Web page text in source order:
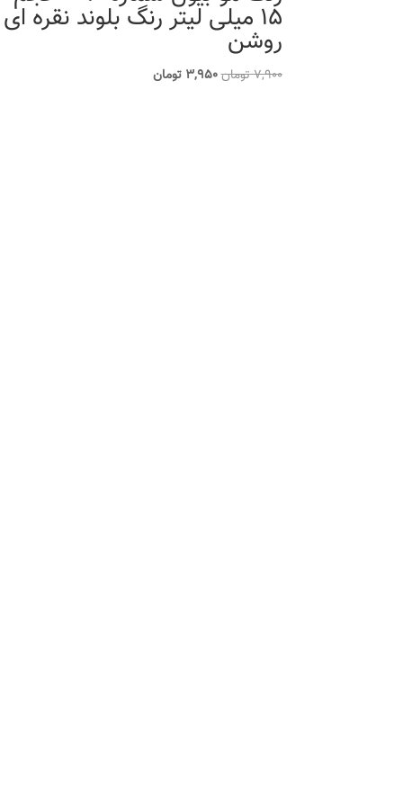
15 میلی لیتر رنگ بلوند نقره ای
روشن
7,900تومانقیمت
3,950 تومانقیمت